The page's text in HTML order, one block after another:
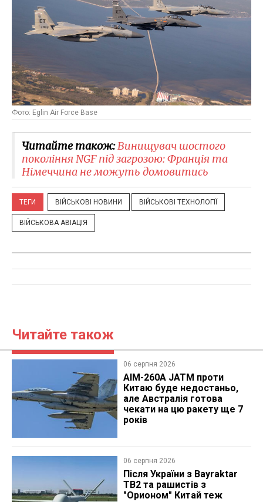
Фото: Eglin Air Force Base
Читайте також:​Винищувач шостого
покоління NGF під загрозою: Франція та
Німеччина не можуть домовитись
ТЕГИ ВІЙСЬКОВІ НОВИНИ ВІЙСЬКОВІ ТЕХНОЛОГІЇ
ВІЙСЬКОВА АВІАЦІЯ
Читайте також
06 серпня 2026
AIM-260A JATM проти
Китаю буде недостаньо,
але Австралія готова
чекати на цю ракету ще 7
років
06 серпня 2026
Після України з Bayraktar
TB2 та рашистів з
"Орионом" Китай теж